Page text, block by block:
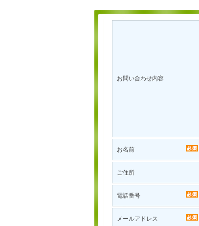
お問い合わせ内容
お名前
ご住所
電話番号
メールアドレス